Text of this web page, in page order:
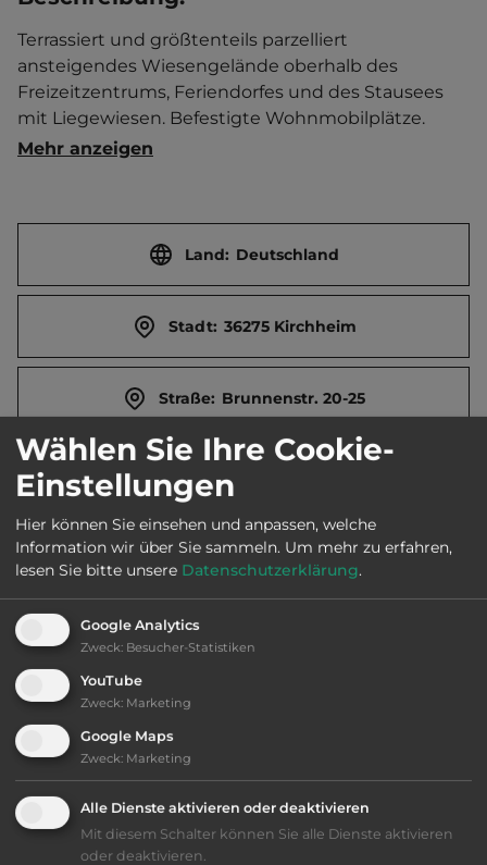
Terrassiert und größtenteils parzelliert
ansteigendes Wiesengelände oberhalb des
Freizeitzentrums, Feriendorfes und des Stausees
mit Liegewiesen. Befestigte Wohnmobilplätze.
Große Zeltwiese. Kindergarten. Kindersanitär.
Brötchenservice. Ferienwohnung. Separater
Jugendplatz. Ort 5 km, 18-Loch-Golfplatz 4 km
Mittagsruhe 13-15 Uhr.
Mehr anzeigen
Land: Deutschland
Stadt: 36275 Kirchheim
Straße: Brunnenstr. 20-25
Telefon: 0049 171 2646899
Öffnungszeiten:
Telefon: 0049 6628 1525
Wählen Sie Ihre Cookie-
Einstellungen
Hier können Sie einsehen und anpassen, welche
Information wir über Sie sammeln. Um mehr zu erfahren,
lesen Sie bitte unsere Datenschutzerklärung.
Google Analytics
Zweck: Besucher-Statistiken
YouTube
Zweck: Marketing
Google Maps
Zweck: Marketing
Alle Dienste aktivieren oder deaktivieren
Mit diesem Schalter können Sie alle Dienste aktivieren
oder deaktivieren.